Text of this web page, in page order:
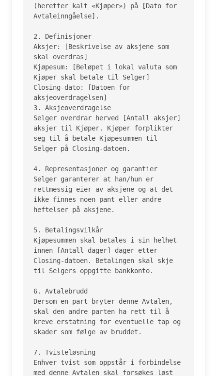
(heretter kalt «Kjøper») på [Dato for
Avtaleinngåelse].
2. Definisjoner
Aksjer: [Beskrivelse av aksjene som
skal overdras]
Kjøpesum: [Beløpet i lokal valuta som
Kjøper skal betale til Selger]
Closing-dato: [Datoen for
aksjeoverdragelsen]
3. Aksjeoverdragelse
Selger overdrar herved [Antall aksjer]
aksjer til Kjøper. Kjøper forplikter
seg til å betale Kjøpesummen til
Selger på Closing-datoen.
4. Representasjoner og garantier
Selger garanterer at han/hun er
rettmessig eier av aksjene og at det
ikke finnes noen pant eller andre
heftelser på aksjene.
5. Betalingsvilkår
Kjøpesummen skal betales i sin helhet
innen [Antall dager] dager etter
Closing-datoen. Betalingen skal skje
til Selgers oppgitte bankkonto.
6. Avtalebrudd
Dersom en part bryter denne Avtalen,
skal den andre parten ha rett til å
kreve erstatning for eventuelle tap og
skader som følge av bruddet.
7. Tvisteløsning
Enhver tvist som oppstår i forbindelse
med denne Avtalen skal forsøkes løst